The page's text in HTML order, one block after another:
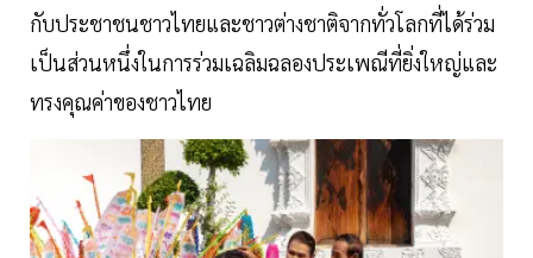
กับประชาชนชาวไทยและชาวต่างชาติจากทั่วโลกที่ได้ร่วม
เป็นส่วนหนึ่งในการร่วมเฉลิมฉลองประเพณีที่ยิ่งใหญ่และ
ทรงคุณค่าของชาวไทย